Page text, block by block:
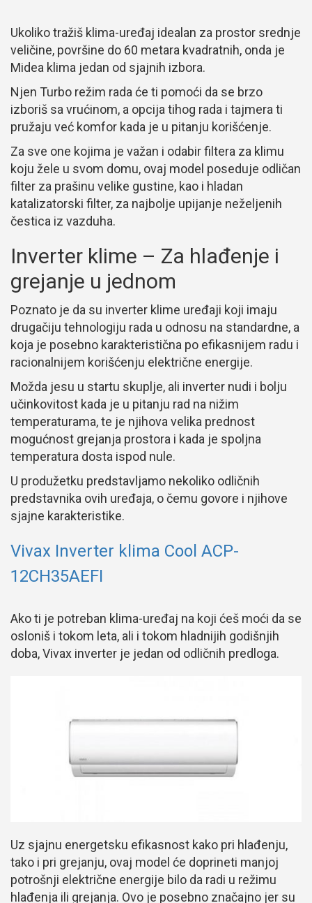
Ukoliko tražiš klima-uređaj idealan za prostor srednje
veličine, površine do 60 metara kvadratnih, onda je
Midea klima jedan od sjajnih izbora.
Njen Turbo režim rada će ti pomoći da se brzo
izboriš sa vrućinom, a opcija tihog rada i tajmera ti
pružaju već komfor kada je u pitanju korišćenje.
Za sve one kojima je važan i odabir filtera za klimu
koju žele u svom domu, ovaj model poseduje odličan
filter za prašinu velike gustine, kao i hladan
katalizatorski filter, za najbolje upijanje neželjenih
čestica iz vazduha.
Inverter klime – Za hlađenje i
grejanje u jednom
Poznato je da su inverter klime uređaji koji imaju
drugačiju tehnologiju rada u odnosu na standardne, a
koja je posebno karakteristična po efikasnijem radu i
racionalnijem korišćenju električne energije.
Možda jesu u startu skuplje, ali inverter nudi i bolju
učinkovitost kada je u pitanju rad na nižim
temperaturama, te je njihova velika prednost
mogućnost grejanja prostora i kada je spoljna
temperatura dosta ispod nule.
U produžetku predstavljamo nekoliko odličnih
predstavnika ovih uređaja, o čemu govore i njihove
sjajne karakteristike.
Vivax Inverter klima Cool ACP-
12CH35AEFI
Ako ti je potreban klima-uređaj na koji ćeš moći da se
osloniš i tokom leta, ali i tokom hladnijih godišnjih
doba, Vivax inverter je jedan od odličnih predloga.
Uz sjajnu energetsku efikasnost kako pri hlađenju,
tako i pri grejanju, ovaj model će doprineti manjoj
potrošnji električne energije bilo da radi u režimu
hlađenja ili grejanja. Ovo je posebno značajno jer su